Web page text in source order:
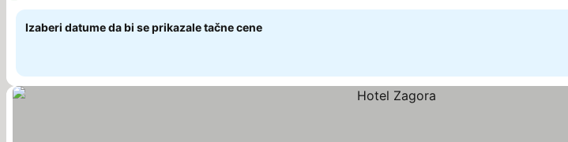
Izaberi datume da bi se prikazale tačne cene